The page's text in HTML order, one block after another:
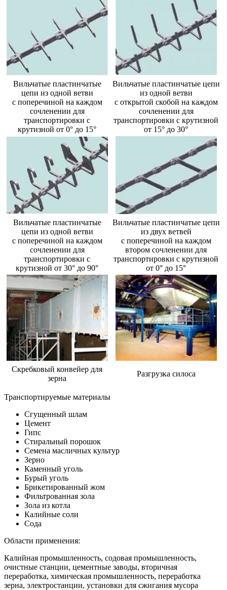
Вильчатые пластинчатые
цепи из одной ветви
с поперечиной на каждом
сочленении для
транспортировки с
крутизной от 0° до 15°
Вильчатые пластинчатые цепи
из одной ветви
с открытой скобой на каждом
сочленении для
транспортировки с крутизной
от 15° до 30°
Вильчатые пластинчатые
цепи из одной ветви
с поперечиной на каждом
сочленении для
транспортировки с
крутизной от 30° до 90°
Вильчатые пластинчатые цепи
из двух ветвей
с поперечиной на каждом
втором сочленении для
транспортировки с крутизной
от 0° до 15°
Скребковый конвейер для
зерна
Разгрузка силоса
Транспортируемые материалы
Сгущенный шлам
Цемент
Гипс
Стиральный порошок
Семена масличных культур
Зерно
Каменный уголь
Бурый уголь
Брикетированный жом
Фильтрованная зола
Зола из котла
Калийные соли
Сода
Области применения:
Калийная промышленность, содовая промышленность,
очистные станции, цементные заводы, вторичная
переработка, химическая промышленность, переработка
зерна, электростанции, установки для сжигания мусора